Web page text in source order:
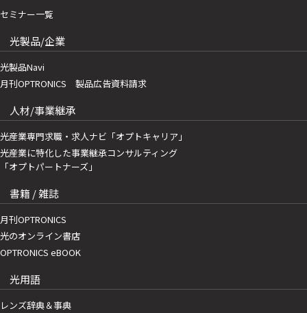
セミナー一覧
光製品/企業
光製品Navi
月刊OPTRONICS 製品広告資料請求
人材/事業継承
光産業専門求職・求人ナビ「オプトキャリア」
光産業に特化した事業継承コンサルティング
「オプトパートナーズ」
書籍 / 雑誌
月刊OPTRONICS
光のオンライン書店
OPTRONICS eBOOK
光用語
レンズ辞典＆事典